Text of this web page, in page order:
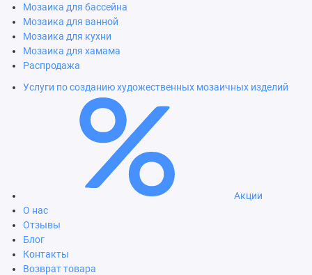
Мозаика для бассейна
Мозаика для ванной
Мозаика для кухни
Мозаика для хамама
Распродажа
Услуги по созданию художественных мозаичных изделий
Акции
О нас
Отзывы
Блог
Контакты
Возврат товара